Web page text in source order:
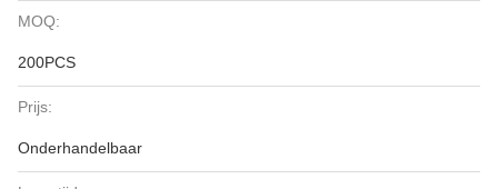
MOQ:
200PCS
Prijs:
Onderhandelbaar